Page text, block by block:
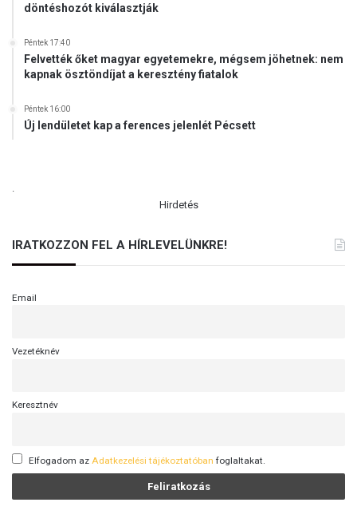
döntéshozót kiválasztják
Péntek 17:40
Felvették őket magyar egyetemekre, mégsem jöhetnek: nem
kapnak ösztöndíjat a keresztény fiatalok
Péntek 16:00
Új lendületet kap a ferences jelenlét Pécsett
Hirdetés
IRATKOZZON FEL A HÍRLEVELÜNKRE!
Email
Vezetéknév
Keresztnév
Elfogadom az Adatkezelési tájékoztatóban foglaltakat.